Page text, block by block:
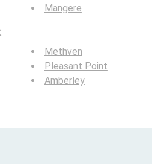
Mangere
Methven
Pleasant Point
Amberley